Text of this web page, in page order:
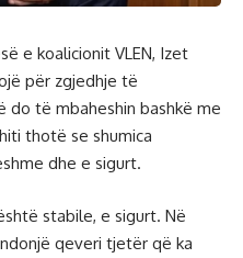
e koalicionit VLEN, Izet
për zgjedhje të
do të mbaheshin bashkë me
thotë se shumica
dhe e sigurt.
stabile, e sigurt. Në
qeveri tjetër që ka